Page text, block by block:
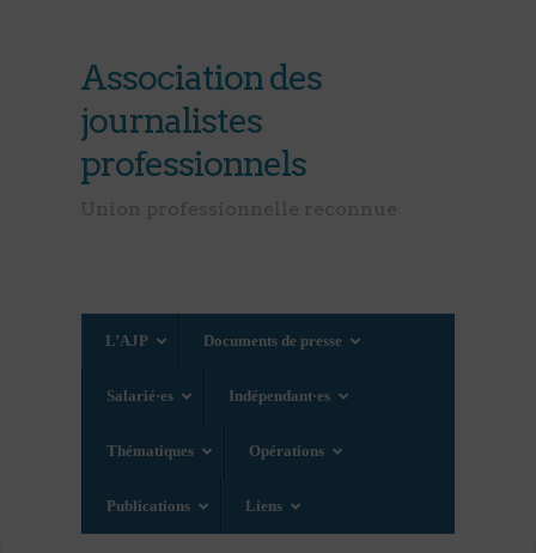
Association des
journalistes
professionnels
L’AJP Documents de presse
Salarié·es Indépendant·es
Thématiques Opérations
Publications Liens